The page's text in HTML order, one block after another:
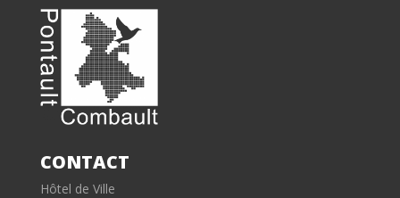
CONTACT
Hôtel de Ville